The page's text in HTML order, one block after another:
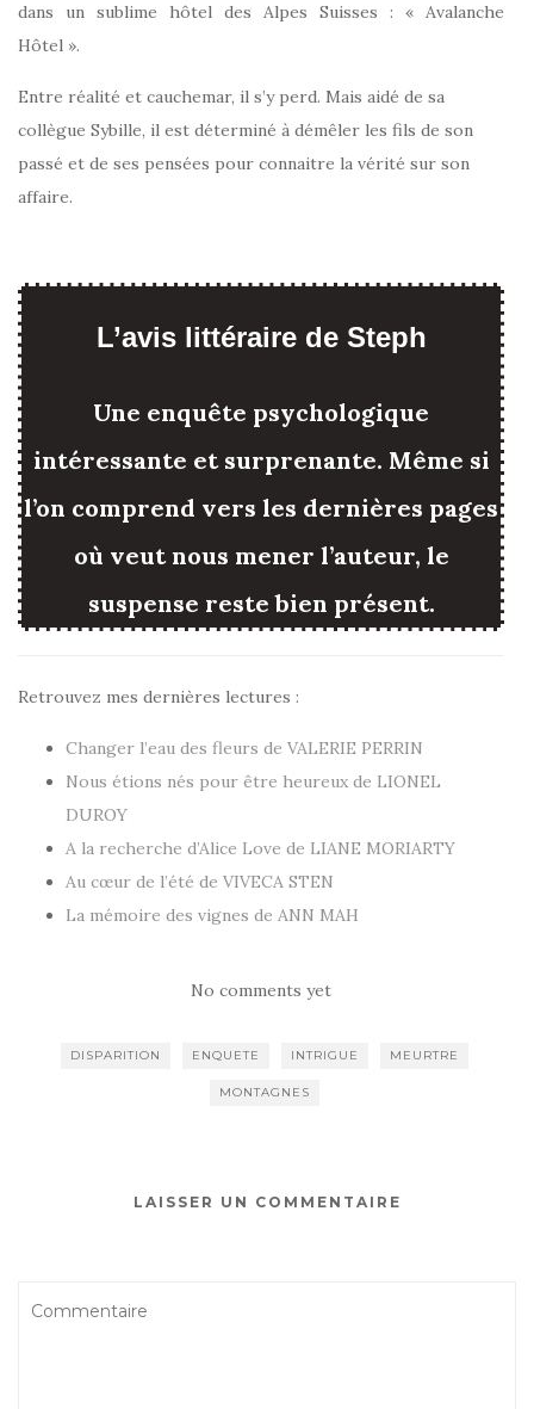
dans un sublime hôtel des Alpes Suisses : « Avalanche
Hôtel ».
Entre réalité et cauchemar, il s’y perd. Mais aidé de sa
collègue Sybille, il est déterminé à démêler les fils de son
passé et de ses pensées pour connaitre la vérité sur son
affaire.
L’avis littéraire de Steph
Une enquête psychologique
intéressante et surprenante. Même si
l’on comprend vers les dernières pages
où veut nous mener l’auteur, le
suspense reste bien présent.
Retrouvez mes dernières lectures :
Changer l’eau des fleurs de VALERIE PERRIN
Nous étions nés pour être heureux de LIONEL
DUROY
A la recherche d’Alice Love de LIANE MORIARTY
Au cœur de l’été de VIVECA STEN
La mémoire des vignes de ANN MAH
No comments yet
DISPARITION ENQUETE INTRIGUE MEURTRE
MONTAGNES
LAISSER UN COMMENTAIRE